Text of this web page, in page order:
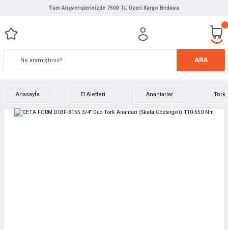
Tüm Alışverişlerinizde 7500 TL Üzeri Kargo Bedava
ARA
Anasayfa El Aletleri Anahtarlar Tork